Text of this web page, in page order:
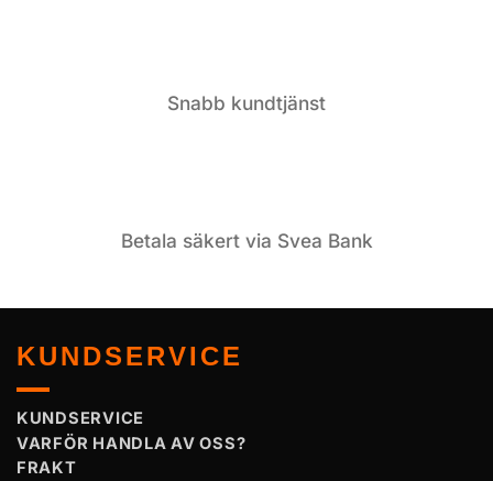
Snabb kundtjänst
Betala säkert via Svea Bank
KUNDSERVICE
KUNDSERVICE
VARFÖR HANDLA AV OSS?
FRAKT